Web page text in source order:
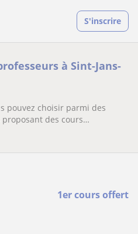
S'inscrire
à Sint-Jans-
pouvez choisir parmi des
des cours
1er cours offert